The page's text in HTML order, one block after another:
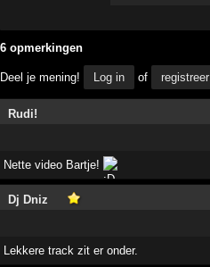
6 opmerkingen
Deel je mening! Log in of registreer
Rudi!
Nette video Bartje!
Dj Dniz
Lekkere track zit er onder.